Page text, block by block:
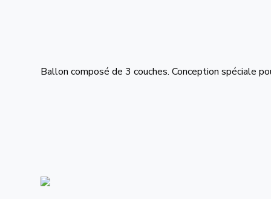
Ballon composé de 3 couches. Conception spéciale